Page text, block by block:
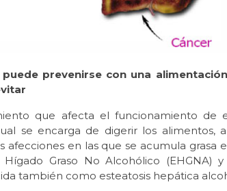
prevenirse con una
que afecta el funcionamiento de
se encarga de digerir los alimentos,
afecciones en las que se acumula grasa
Graso No Alcohólico (EHGNA)
también como esteatosis hepática